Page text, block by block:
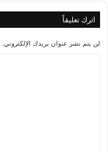
اترك تعليقاً
لن يتم نشر عنوان بريدك الإلكتروني.